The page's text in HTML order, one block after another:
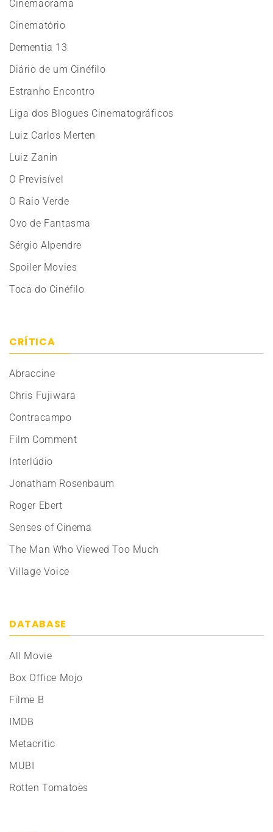
Cinemaorama
Cinematório
Dementia 13
Diário de um Cinéfilo
Estranho Encontro
Liga dos Blogues Cinematográficos
Luiz Carlos Merten
Luiz Zanin
O Previsível
O Raio Verde
Ovo de Fantasma
Sérgio Alpendre
Spoiler Movies
Toca do Cinéfilo
CRÍTICA
Abraccine
Chris Fujiwara
Contracampo
Film Comment
Interlúdio
Jonatham Rosenbaum
Roger Ebert
Senses of Cinema
The Man Who Viewed Too Much
Village Voice
DATABASE
All Movie
Box Office Mojo
Filme B
IMDB
Metacritic
MUBI
Rotten Tomatoes